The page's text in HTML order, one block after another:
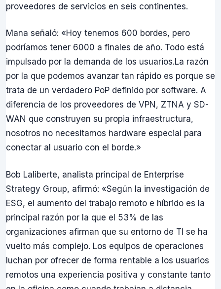
proveedores de servicios en seis continentes.
Mana señaló: «Hoy tenemos 600 bordes, pero
podríamos tener 6000 a finales de año. Todo está
impulsado por la demanda de los usuarios.La razón
por la que podemos avanzar tan rápido es porque se
trata de un verdadero PoP definido por software. A
diferencia de los proveedores de VPN, ZTNA y SD-
WAN que construyen su propia infraestructura,
nosotros no necesitamos hardware especial para
conectar al usuario con el borde.»
Bob Laliberte, analista principal de Enterprise
Strategy Group, afirmó: «Según la investigación de
ESG, el aumento del trabajo remoto e híbrido es la
principal razón por la que el 53% de las
organizaciones afirman que su entorno de TI se ha
vuelto más complejo. Los equipos de operaciones
luchan por ofrecer de forma rentable a los usuarios
remotos una experiencia positiva y constante tanto